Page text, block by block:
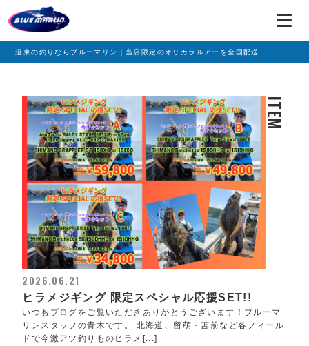
道東の釣りならブルーマリン｜当店限定のオリカラルアーを全国配送
ITEM
2026.06.21
ヒラメジギング 限定スペシャル応援SET!!
いつもブログをご覧いただきありがとうございます！ブルーマ
リンスタッフの青木です。 北海道、留萌・苫前など各フィール
ドで今激アツ釣りものヒラメ[...]